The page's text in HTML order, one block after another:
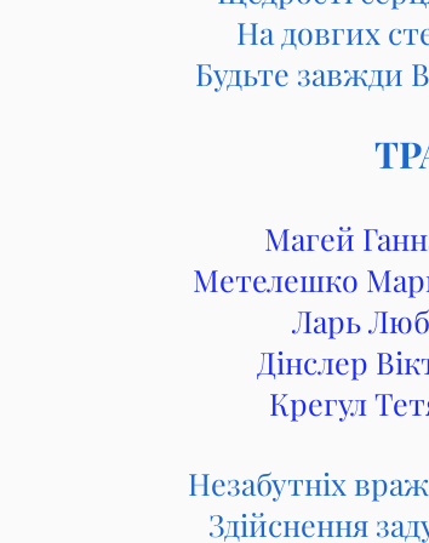
На довгих
Будьте завжди
Магей
Метелешко
Ларь
Дінслер
Крегул
Незабутніх
Здійснення